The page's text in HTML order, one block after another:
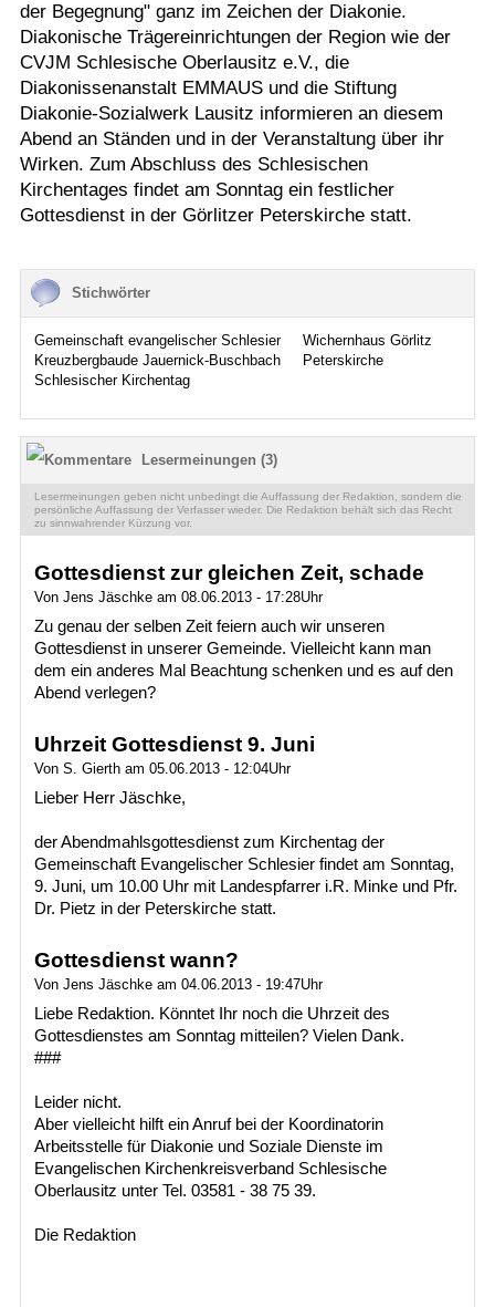
der Begegnung" ganz im Zeichen der Diakonie.
Diakonische Trägereinrichtungen der Region wie der
CVJM Schlesische Oberlausitz e.V., die
Diakonissenanstalt EMMAUS und die Stiftung
Diakonie-Sozialwerk Lausitz informieren an diesem
Abend an Ständen und in der Veranstaltung über ihr
Wirken. Zum Abschluss des Schlesischen
Kirchentages findet am Sonntag ein festlicher
Gottesdienst in der Görlitzer Peterskirche statt.
Stichwörter
Gemeinschaft evangelischer Schlesier
Wichernhaus Görlitz
Kreuzbergbaude Jauernick-Buschbach
Peterskirche
Schlesischer Kirchentag
Lesermeinungen (3)
Lesermeinungen geben nicht unbedingt die Auffassung der Redaktion, sondern die
persönliche Auffassung der Verfasser wieder. Die Redaktion behält sich das Recht
zu sinnwahrender Kürzung vor.
Gottesdienst zur gleichen Zeit, schade
Von Jens Jäschke am 08.06.2013 - 17:28Uhr
Zu genau der selben Zeit feiern auch wir unseren
Gottesdienst in unserer Gemeinde. Vielleicht kann man
dem ein anderes Mal Beachtung schenken und es auf den
Abend verlegen?
Uhrzeit Gottesdienst 9. Juni
Von S. Gierth am 05.06.2013 - 12:04Uhr
Lieber Herr Jäschke,
der Abendmahlsgottesdienst zum Kirchentag der
Gemeinschaft Evangelischer Schlesier findet am Sonntag,
9. Juni, um 10.00 Uhr mit Landespfarrer i.R. Minke und Pfr.
Dr. Pietz in der Peterskirche statt.
Gottesdienst wann?
Von Jens Jäschke am 04.06.2013 - 19:47Uhr
Liebe Redaktion. Könntet Ihr noch die Uhrzeit des
Gottesdienstes am Sonntag mitteilen? Vielen Dank.
###
Leider nicht.
Aber vielleicht hilft ein Anruf bei der Koordinatorin
Arbeitsstelle für Diakonie und Soziale Dienste im
Evangelischen Kirchenkreisverband Schlesische
Oberlausitz unter Tel. 03581 - 38 75 39.
Die Redaktion